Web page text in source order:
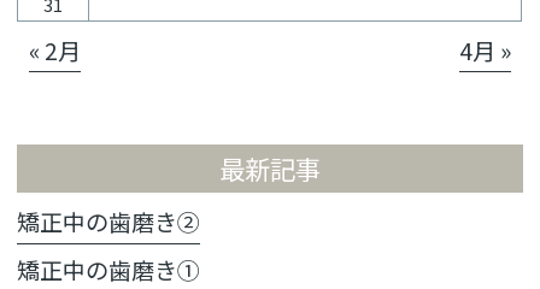
« 2月 4月 »
最新記事
矯正中の歯磨き②
矯正中の歯磨き①